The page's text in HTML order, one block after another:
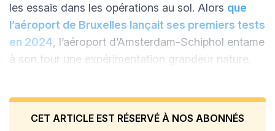
les essais dans les opérations au sol. Alors que
l’aéroport de Bruxelles lançait ses premiers tests
en 2024, l’aéroport d’Amsterdam-Schiphol entame
à son tour une expérimentation grandeur nature.
CET ARTICLE EST RÉSERVÉ À NOS ABONNÉS